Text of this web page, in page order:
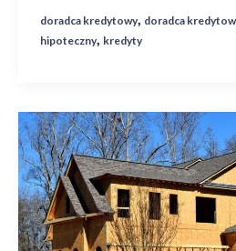
doradca kredytowy, doradca
hipoteczny, kredyty
Kredyt
na
budowę
domu
–
na
co